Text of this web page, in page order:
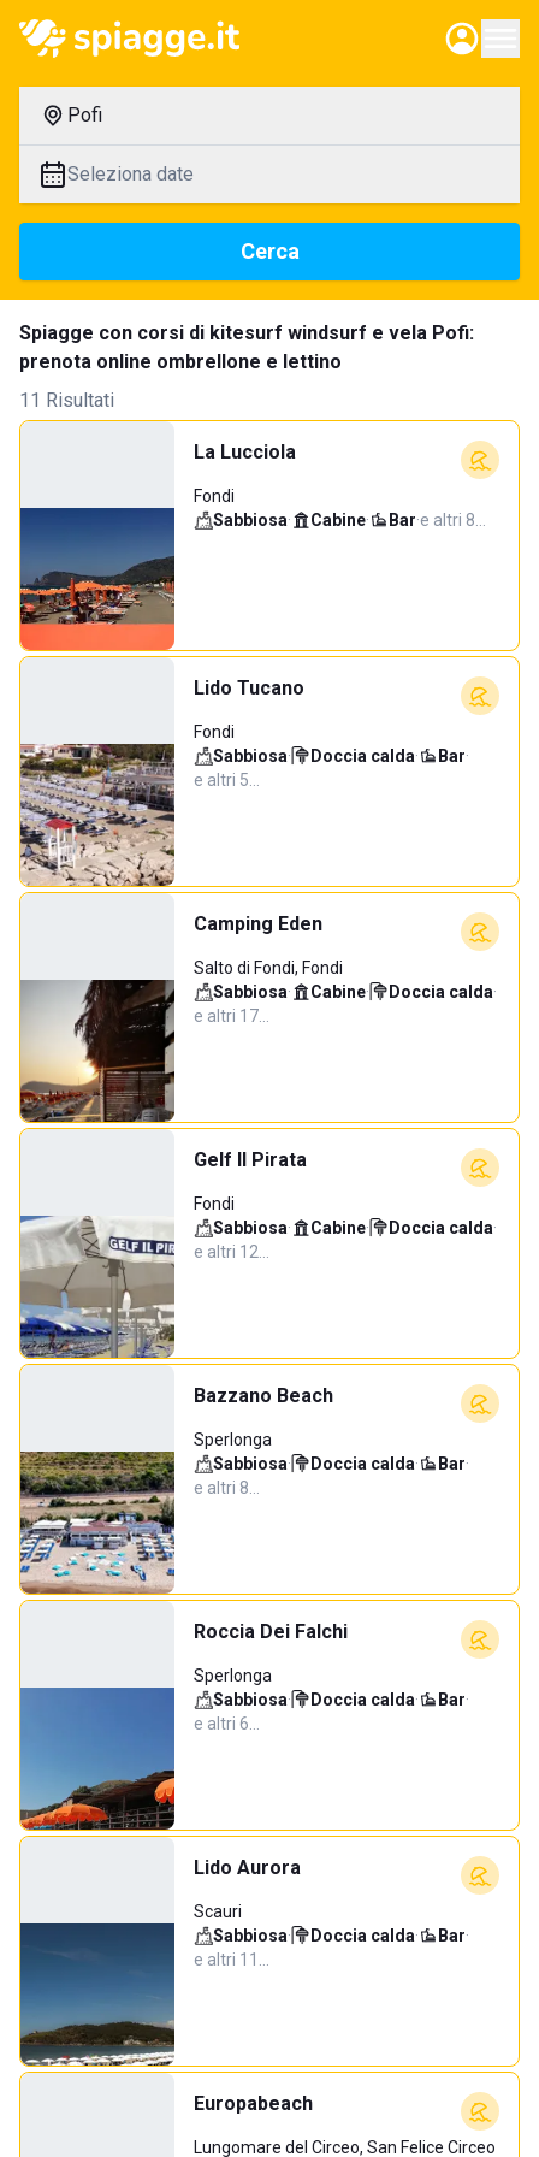
Pofi
Seleziona date
Cerca
Spiagge con corsi di kitesurf windsurf e vela Pofi:
prenota online ombrellone e lettino
11 Risultati
La Lucciola
Fondi
Sabbiosa· Cabine· Bar·e altri 8…
Lido Tucano
Fondi
Sabbiosa· Doccia calda· Bar·
e altri 5…
Camping Eden
Salto di Fondi, Fondi
Sabbiosa· Cabine· Doccia calda·
e altri 17…
Gelf Il Pirata
Fondi
Sabbiosa· Cabine· Doccia calda·
e altri 12…
Bazzano Beach
Sperlonga
Sabbiosa· Doccia calda· Bar·
e altri 8…
Roccia Dei Falchi
Sperlonga
Sabbiosa· Doccia calda· Bar·
e altri 6…
Lido Aurora
Scauri
Sabbiosa· Doccia calda· Bar·
e altri 11…
Europabeach
Lungomare del Circeo, San Felice Circeo